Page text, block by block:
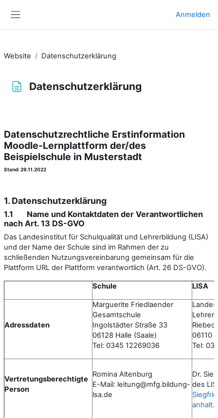
Anmelden
Website Datenschutzerklärung
Datenschutzerklärung
Datenschutzrechtliche Erstinformation
Moodle-Lernplattform der/des
Beispielschule in Musterstadt
Stand: 29.11.2022
1. Datenschutzerklärung
1.1 Name und Kontaktdaten der Verantwortlichen
nach Art. 13 DS-GVO
Das Landesinstitut für Schulqualität und Lehrerbildung (LISA)
und der Name der Schule sind im Rahmen der zu
schließenden Nutzungsvereinbarung gemeinsam für die
Plattform URL der Plattform verantwortlich (Art. 26 DS-GVO).
Schule LISA
Adressdaten
Marguerite Friedlaender
Gesamtschule
Ingolstädter Straße 33
06128 Halle (Saale)
Tel: 0345 12269036
06110
Tel:
Vertretungsberechtigte
Person
Romina Altenburg
E-Mail: leitung@mfg.bildung-
lsa.de
Dr.
des